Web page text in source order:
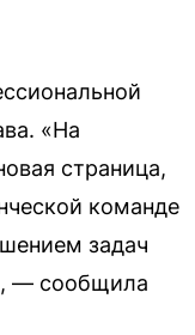
«На
страница,
команде
задач
— сообщила